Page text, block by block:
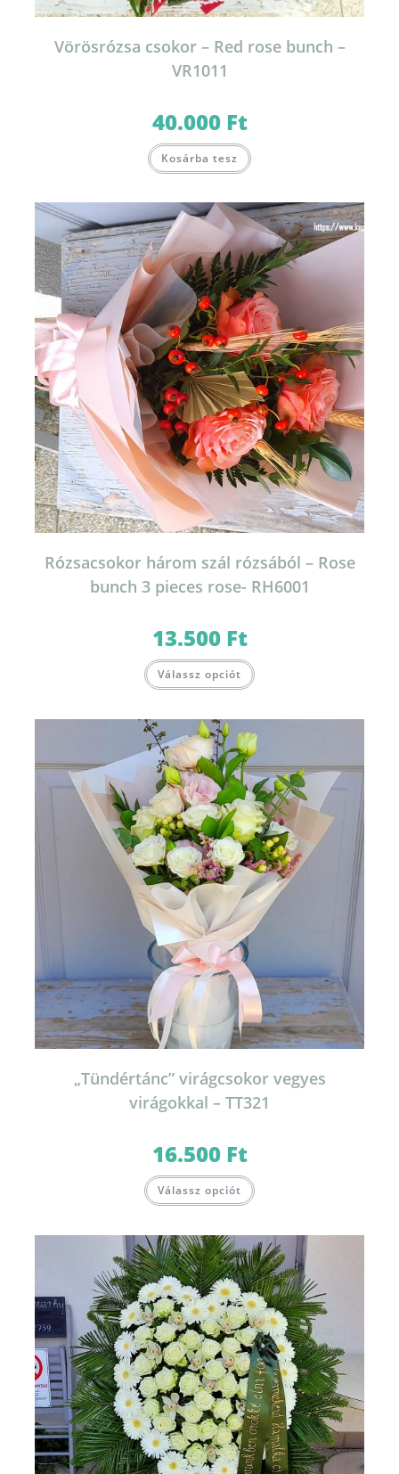
Vörösrózsa csokor – Red rose bunch –
VR1011
40.000 Ft
Kosárba tesz
Rózsacsokor három szál rózsából – Rose
bunch 3 pieces rose- RH6001
13.500 Ft
Válassz opciót
„Tündértánc” virágcsokor vegyes
virágokkal – TT321
16.500 Ft
Válassz opciót